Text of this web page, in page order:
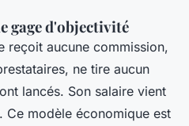
gage d'objectivité
reçoit aucune commission,
ne tire aucun
lancés. Son salaire vient
Ce modèle économique est